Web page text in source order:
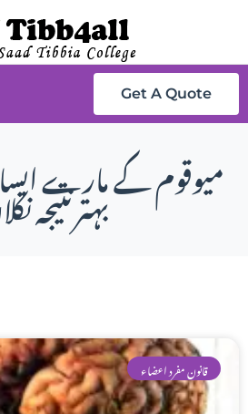
Get A Quote
میوقوم کے مارے
بہترنتیجہ
قانون مفرد اعضاء